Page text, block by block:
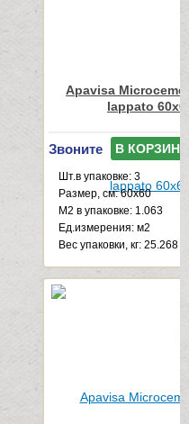
Apavisa
lappato
Звоните В КОРЗИНУ
Шт.в упаковке: 3
Размер, см: 60x60
М2 в упаковке: 1.063
Ед.измерения: м2
Веc упаковки, кг: 25.268